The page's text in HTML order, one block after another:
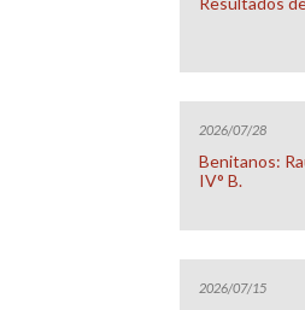
2026/07/28
Benitanos:
IV° B.
2026/07/15